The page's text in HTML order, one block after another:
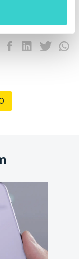
os testes
provar isso.